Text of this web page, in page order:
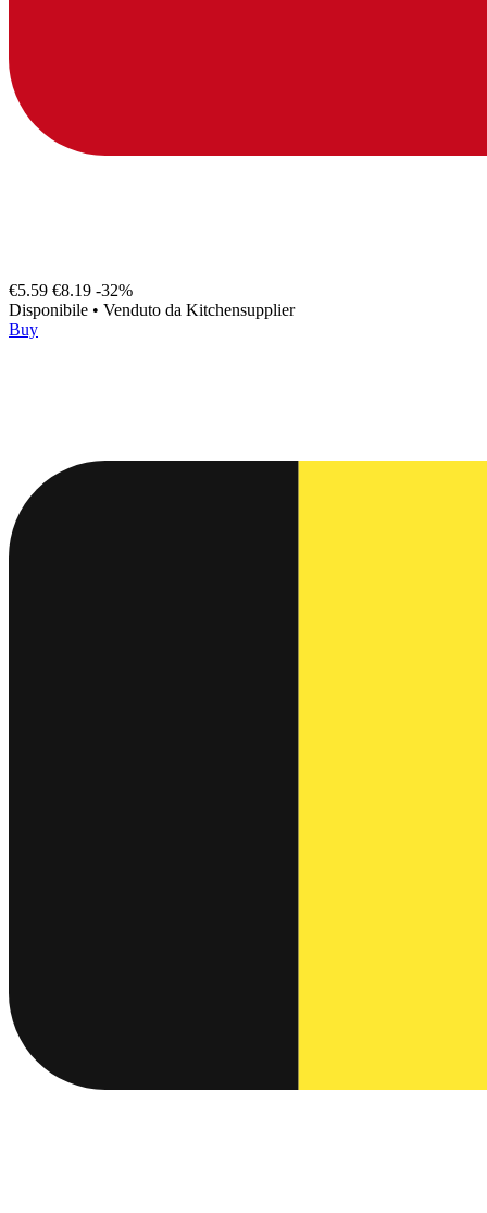
€5.59 €8.19 -32%
Disponibile • Venduto da Kitchensupplier
Buy